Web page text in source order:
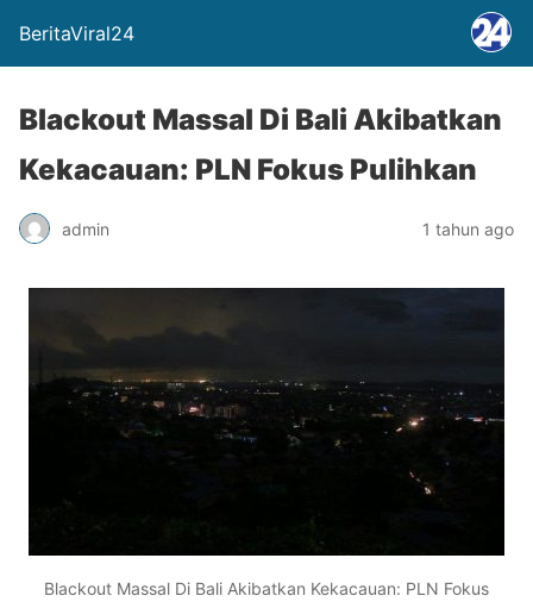
BeritaViral24
Blackout Massal Di Bali Akibatkan
Kekacauan: PLN Fokus Pulihkan
admin 1 tahun ago
Blackout Massal Di Bali Akibatkan Kekacauan: PLN Fokus